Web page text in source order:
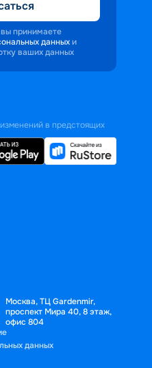
принимаете
данных и
ваших данных
в предстоящих
Москва, ТЦ Gardenmir,
проспект Мира 40, 8 этаж,
офис 804
данных